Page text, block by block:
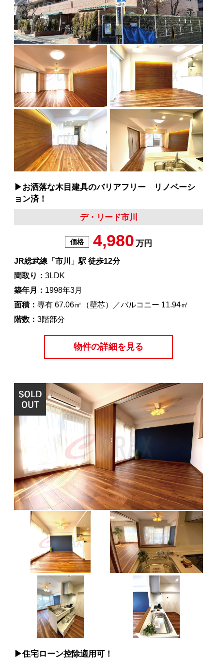
▶︎お洒落な木目建具のバリアフリー リノベーシ
ョン済！
デ・リード市川
価格 4,980 万円
JR総武線「市川」駅 徒歩12分
間取り： 3LDK
築年月： 1998年3月
面積： 専有 67.06㎡（壁芯）／バルコニー 11.94㎡
階数： 3階部分
物件の詳細を見る
▶︎住宅ローン控除適用可！